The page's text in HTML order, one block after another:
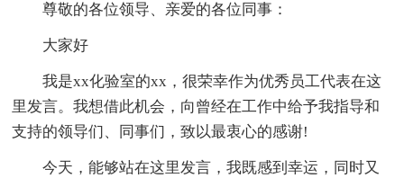
尊敬的各位领导、亲爱的各位同事：
大家好
我是xx化验室的xx，很荣幸作为优秀员工代表在这
里发言。我想借此机会，向曾经在工作中给予我指导和
支持的领导们、同事们，致以最衷心的感谢!
今天，能够站在这里发言，我既感到幸运，同时又